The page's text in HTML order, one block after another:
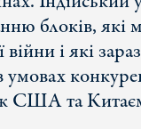
блоків, які
війни і які
США та